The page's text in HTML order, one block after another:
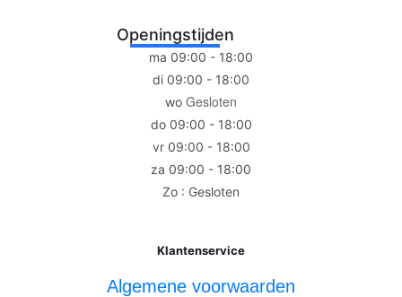
Openingstijden
ma 09:00 - 18:00
di 09:00 - 18:00
wo Gesloten
do 09:00 - 18:00
vr 09:00 - 18:00
za 09:00 - 18:00
Zo : Gesloten
Klantenservice
Algemene voorwaarden